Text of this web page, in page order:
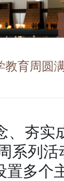
教育周圆
、夯实
系列活
多个